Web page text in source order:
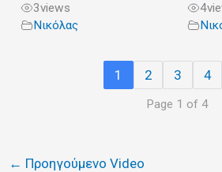
3views
Νικόλας
4
1 2 3 4
Page 1 of 4
← Προηγούμενο Video